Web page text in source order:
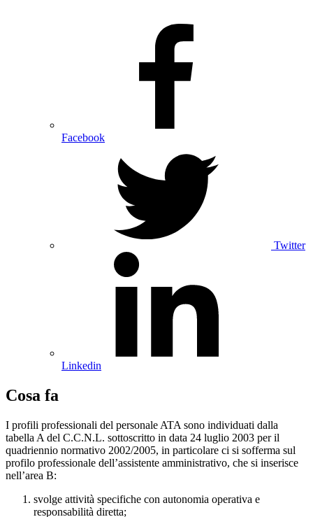
Facebook
Twitter
Linkedin
Cosa fa
I profili professionali del personale ATA sono individuati dalla
tabella A del C.C.N.L. sottoscritto in data 24 luglio 2003 per il
quadriennio normativo 2002/2005, in particolare ci si sofferma sul
profilo professionale dell’assistente amministrativo, che si inserisce
nell’area B:
svolge attività specifiche con autonomia operativa e
responsabilità diretta;